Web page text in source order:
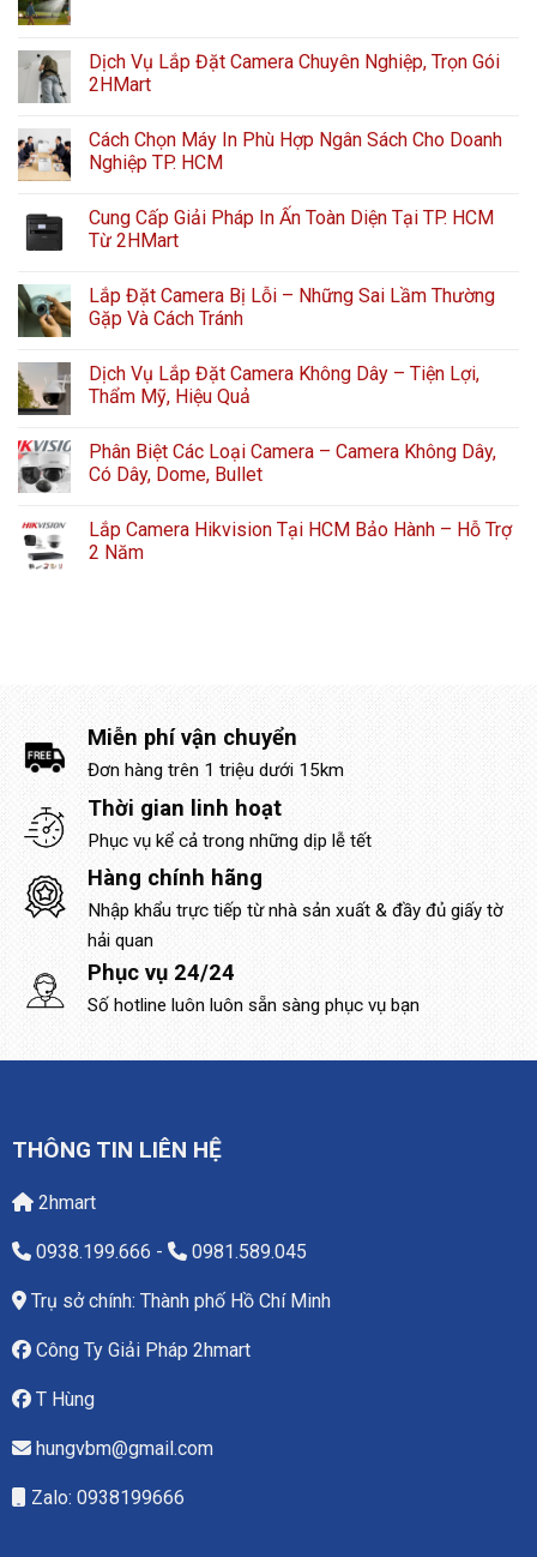
Dịch Vụ Lắp Đặt Camera Chuyên Nghiệp, Trọn Gói
2HMart
Cách Chọn Máy In Phù Hợp Ngân Sách Cho Doanh
Nghiệp TP. HCM
Cung Cấp Giải Pháp In Ấn Toàn Diện Tại TP. HCM
Từ 2HMart
Lắp Đặt Camera Bị Lỗi – Những Sai Lầm Thường
Gặp Và Cách Tránh
Dịch Vụ Lắp Đặt Camera Không Dây – Tiện Lợi,
Thẩm Mỹ, Hiệu Quả
Phân Biệt Các Loại Camera – Camera Không Dây,
Có Dây, Dome, Bullet
Lắp Camera Hikvision Tại HCM Bảo Hành – Hỗ Trợ
2 Năm
Miễn phí vận chuyển
Đơn hàng trên 1 triệu dưới 15km
Thời gian linh hoạt
Phục vụ kể cả trong những dịp lễ tết
Hàng chính hãng
Nhập khẩu trực tiếp từ nhà sản xuất & đầy đủ giấy tờ
hải quan
Phục vụ 24/24
Số hotline luôn luôn sẵn sàng phục vụ bạn
THÔNG TIN LIÊN HỆ
2hmart
0938.199.666 - 0981.589.045
Trụ sở chính: Thành phố Hồ Chí Minh
Công Ty Giải Pháp 2hmart
T Hùng
hungvbm@gmail.com
Zalo: 0938199666